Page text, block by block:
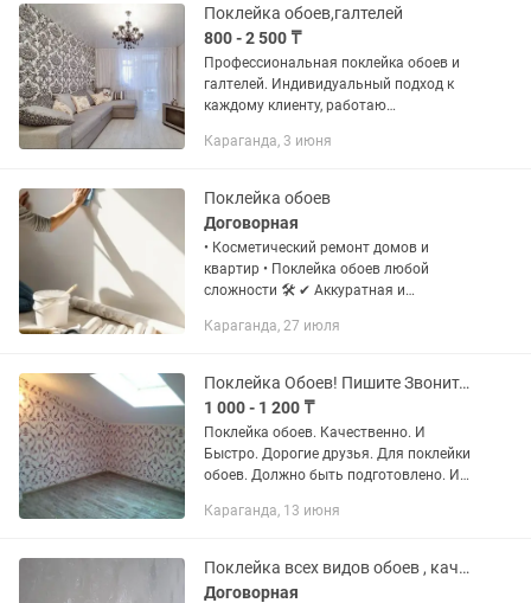
Поклейка обоев,галтелей
800 - 2 500 ₸
Профессиональная поклейка обоев и
галтелей. Индивидуальный подход к
каждому клиенту, работаю
более 20 лет.
Караганда, 3 июня
Поклейка обоев
Договорная
• Косметический ремонт домов и
квартир • Поклейка обоев любой
сложности 🛠️ ✔ Аккуратная и
рисунка ✔ Чистота после выполнения
материалов •...
Караганда, 27 июля
Поклейка Обоев! Пишите Звоните! Качественно Быстро!
1 000 - 1 200 ₸
Поклейка обоев. Качественно. И
Быстро. Дорогие друзья. Для поклейки
обоев. Должно быть подготовлено. И
Караганда, 13 июня
Поклейка всех видов обоев , качественно не дорого
Договорная